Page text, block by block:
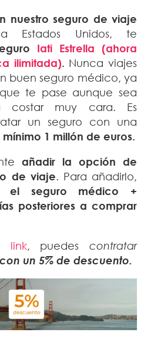
nuestro seguro de viaje
Estados Unidos, te
Iati Estrella (ahora
ilimitada). Nunca viajes
buen seguro médico, ya
te pase aunque sea
muy cara. Es
un seguro con una
1 millón de euros.
añadir la opción de
de viaje. Para añadirlo,
el seguro médico +
posteriores a comprar
link, puedescontratar
un 5% de descuento.